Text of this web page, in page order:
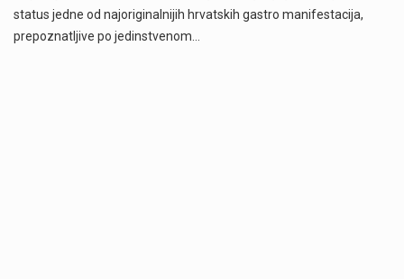
status jedne od najoriginalnijih hrvatskih gastro manifestacija,
prepoznatljive po jedinstvenom…